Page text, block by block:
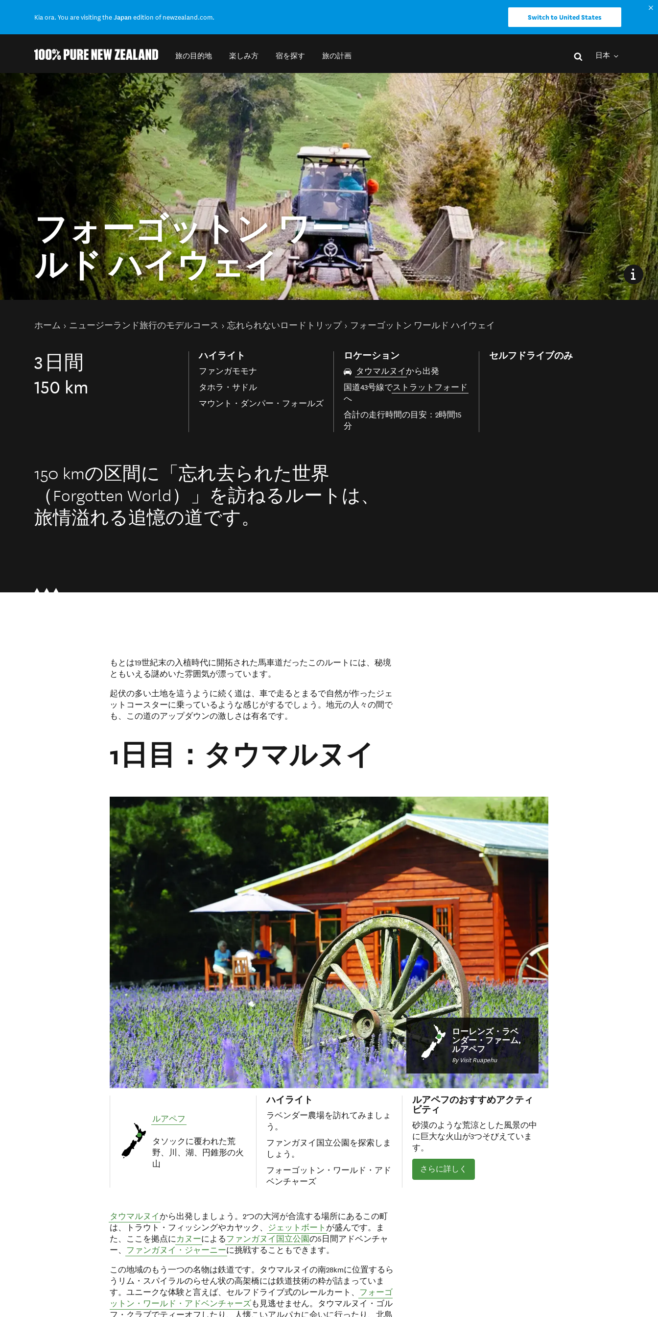
Kia ora. You are visiting theJapan edition of newzealand.com. Switch to United States
旅の目的地 楽しみ方 宿を探す 旅の計画 日本
結果に戻る
フォーゴットン ワー
ルド ハイウェイ
現在のページ
ホーム ニュージーランド旅行のモデルコース 忘れられないロードトリップ フォーゴットン ワールド ハイウェイ
3 日間
150 km
ハイライト
ファンガモモナ
タホラ・サドル
マウント・ダンパー・フォールズ
ロケーション
タウマルヌイ から出発
国道43号線でストラットフォード
へ
合計の走行時間の目安：2時間15
分
セルフドライブのみ
150 kmの区間に「忘れ去られた世界
（Forgotten World）」を訪ねるルートは、
旅情溢れる追憶の道です。
もとは19世紀末の入植時代に開拓された馬車道だったこのルートには、秘境
ともいえる謎めいた雰囲気が漂っています。
起伏の多い土地を這うように続く道は、車で走るとまるで自然が作ったジェ
ットコースターに乗っているような感じがするでしょう。地元の人々の間で
も、この道のアップダウンの激しさは有名です。
1日目：タウマルヌイ
ローレンズ・ラベ
ンダー・ファーム,
ルアペフ
By Visit Ruapehu
ルアペフ
タソックに覆われた荒
野、川、湖、円錐形の火
山
ハイライト
ラベンダー農場を訪れてみましょ
う。
ファンガヌイ国立公園を探索しま
しょう。
フォーゴットン・ワールド・アド
ベンチャーズ
ルアペフのおすすめアクティ
ビティ
砂漠のような荒涼とした風景の中
に巨大な火山が3つそびえていま
す。
さらに詳しく
タウマルヌイ から出発しましょう。2つの大河が合流する場所にあるこの町
は、トラウト・フィッシングやカヤック、 ジェットボート が盛んです。ま
た、ここを拠点に カヌーによるファンガヌイ国立公園の5日間アドベンチャ
ー、 ファンガヌイ・ジャーニーに挑戦することもできます。
この地域のもう一つの名物は鉄道です。タウマルヌイの南28kmに位置するら
うリム・スパイラルのらせん状の高架橋には鉄道技術の粋が詰まっていま
す。ユニークな体験と言えば、セルフドライブ式のレールカート、 フォーゴ
ットン・ワールド・アドベンチャーズも見逃せません。タウマルヌイ・ゴル
フ・クラブでティーオフしたり、人懐こいアルパカに会いに行ったり、北島